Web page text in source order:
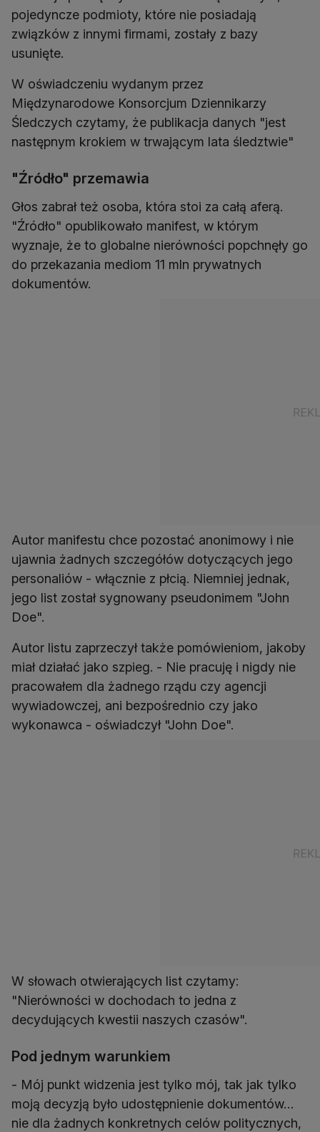
pojedyncze podmioty, które nie posiadają
związków z innymi firmami, zostały z bazy
usunięte.
W oświadczeniu wydanym przez
Międzynarodowe Konsorcjum Dziennikarzy
Śledczych czytamy, że publikacja danych "jest
następnym krokiem w trwającym lata śledztwie"
"Źródło" przemawia
Głos zabrał też osoba, która stoi za całą aferą.
"Źródło" opublikowało manifest, w którym
wyznaje, że to globalne nierówności popchnęły go
do przekazania mediom 11 mln prywatnych
dokumentów.
Autor manifestu chce pozostać anonimowy i nie
ujawnia żadnych szczegółów dotyczących jego
personaliów - włącznie z płcią. Niemniej jednak,
jego list został sygnowany pseudonimem "John
Doe".
Autor listu zaprzeczył także pomówieniom, jakoby
miał działać jako szpieg. - Nie pracuję i nigdy nie
pracowałem dla żadnego rządu czy agencji
wywiadowczej, ani bezpośrednio czy jako
wykonawca - oświadczył "John Doe".
W słowach otwierających list czytamy:
"Nierówności w dochodach to jedna z
decydujących kwestii naszych czasów".
Pod jednym warunkiem
- Mój punkt widzenia jest tylko mój, tak jak tylko
moją decyzją było udostępnienie dokumentów…
nie dla żadnych konkretnych celów politycznych,